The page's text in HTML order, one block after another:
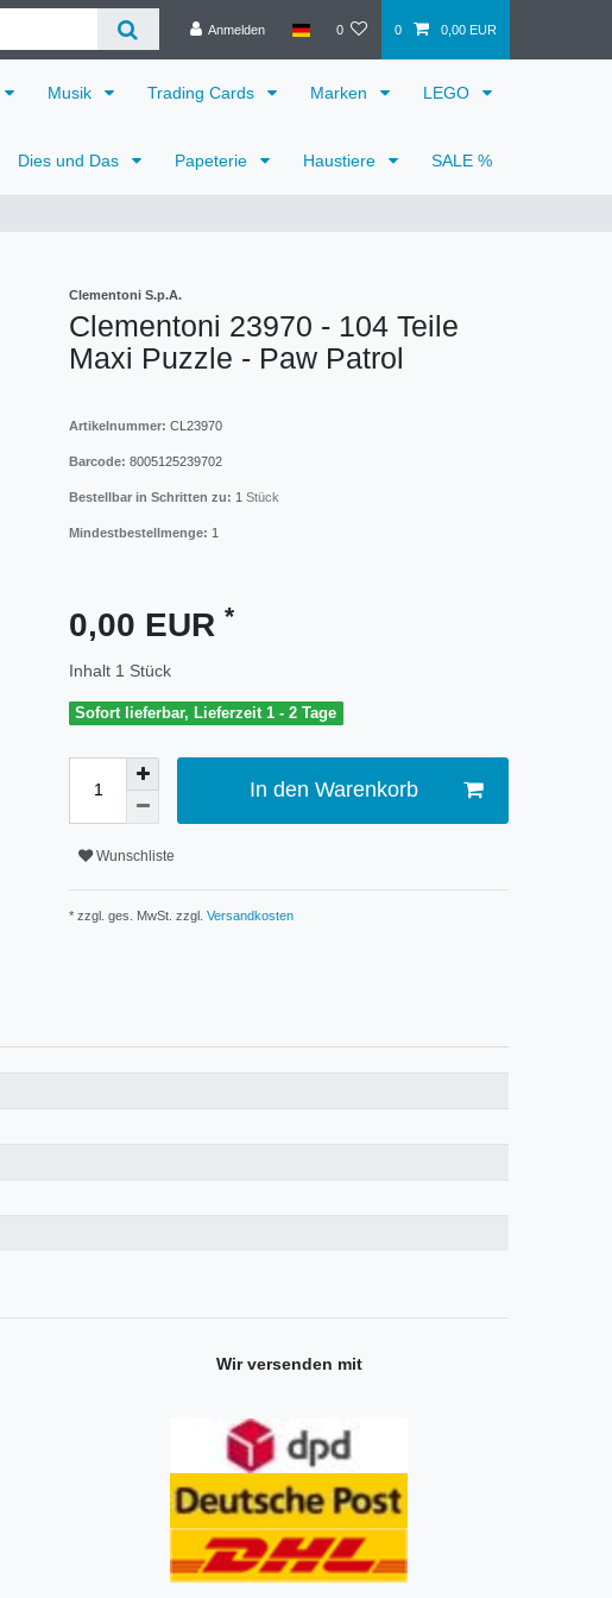
Anmelden 0 0 0,00 EUR
Musik Trading Cards Marken LEGO
Dies und Das Papeterie Haustiere SALE %
Clementoni S.p.A.
Clementoni 23970 - 104 Teile
Maxi Puzzle - Paw Patrol
Artikelnummer: CL23970
Barcode: 8005125239702
Bestellbar in Schritten zu: 1 Stück
Mindestbestellmenge: 1
0,00 EUR *
Inhalt 1 Stück
Sofort lieferbar, Lieferzeit 1 - 2 Tage
In den Warenkorb
Wunschliste
* zzgl. ges. MwSt. zzgl. Versandkosten
Wir versenden mit